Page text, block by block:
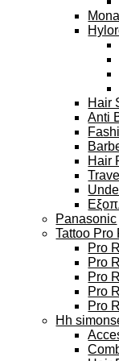
Hair
Anti
Hair
Panasonic
Tattoo Pro
Pro
Pro
Pro
Pro
Pro
Hh